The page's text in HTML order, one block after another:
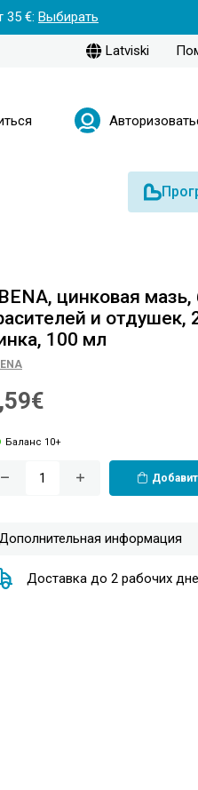
35 €: Выбирать
Latviski
цинковая мазь,
и отдушек,
100 мл
Баланс 10+
Дополнительная информация
Доставка до 2 рабочих